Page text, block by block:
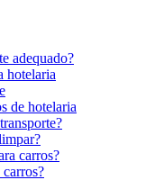
adequado?
hotelaria
de hotelaria
carros?